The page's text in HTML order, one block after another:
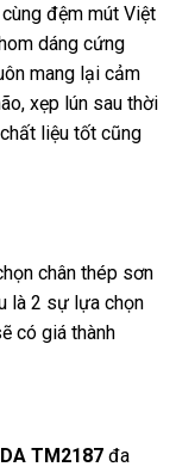
đệm mút Việt
dáng cứng
mang lại cảm
xẹp lún sau thời
liệu tốt cũng
chân thép sơn
là 2 sự lựa chọn
có giá thành
TM2187 đa